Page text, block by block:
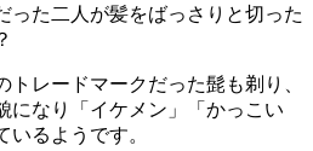
った二人が髪をばっさりと切った
レードマークだった髭も剃り、
になり
「イケメン」「かっこい
いるようです。